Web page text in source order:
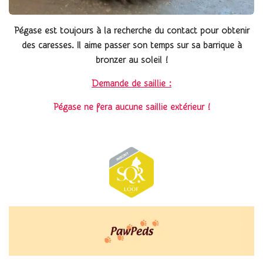
Pégase est toujours à la recherche du contact pour obtenir
des caresses. Il aime passer son temps sur sa barrique à
bronzer au soleil !
Demande de saillie :
Pégase ne fera aucune saillie extérieur !